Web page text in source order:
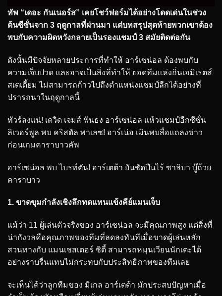
ทัพ “เดอะ กันเนอร์ส” เคยโชว์ฟอร์มได้อย่างโดดเด่นในช่วง
ต้นซีซั่นจาก 3 ฤดูกาลที่ผ่านมา แต่บทสรุปสุดท้ายพวกเขาต้อง
พบกับความผิดหวังกลายเป็นรองแชมป์ 3 สมัยติดต่อกัน
ดังนั้นมีปัจจัยหลายประการที่ทำให้ อาร์เซน่อล ต้องพบกับ
ความเจ็บปวด และอาจเป็นสิ่งที่ทำให้ ยอดทีมแห่งถิ่นเอมิเรตส์
สเตเดี้ยม ไม่สามารถก้าวไปถึงตำแหน่งแชมป์ลีกได้อย่างที่
ปรารถนาในฤดูกาลนี้
ทัวร์ลงแน่! เดวิด เจมส์ ฟันธง อาร์เซน่อล แห้วแชมป์อีกซีซั่น
ลิเวอร์พูล พบ คริสตัล พาเลซ! อาร์เน่อ เมินพบสื่อแถลงข่าว
ก่อนเกมคาราบาวคัพ
อาร์เซน่อล พบ ไบรท์ตัน! อาร์เตต้า ยันชัดปืนไร้ ซาลิบา บู๊ถ้วย
คาราบาว
1. ขาดขุมกำลังเชิงลึกทดแทนแข้งคีย์แมนเจ็บ
แม้ว่า 11 ผู้เล่นตัวจริงของ อาร์เซน่อล จะมีคุณภาพสูง แต่สิ่งที่
น่ากังวลคือคุณภาพของทีมที่ลดลงทันทีเมื่อขาดผู้เล่นหลัก
สวนทางกับ แมนเชสเตอร์ ซิตี้ สามารถหมุนเวียนนักเตะได้
อย่างราบรื่นแทบไม่กระทบกับประสิทธิภาพของทีมเลย
จะเห็นได้ว่าลูกทีมของ มิเกล อาร์เตต้า มักประสบปัญหาเมื่อ